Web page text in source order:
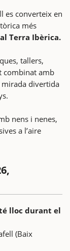
es converteix en
més
Terra Ibèrica.
tallers,
combinat amb
mirada divertida
nens i nenes,
a l’aire
lloc durant el
(Baix